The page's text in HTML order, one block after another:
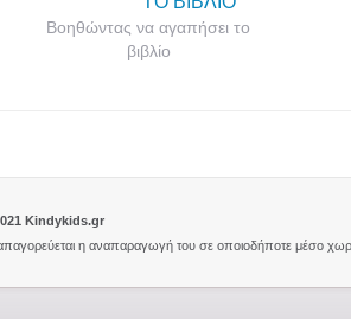
Βοηθώντας να αγαπήσει το
βιβλίο
Kindykids.gr
απαγορεύεται η αναπαραγωγή του σε οποιοδήποτε μέσο